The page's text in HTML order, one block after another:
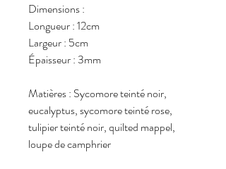
Dimensions :
Longueur : 12cm
Largeur : 5cm
Épaisseur : 3mm
Matières : Sycomore teinté noir,
eucalyptus, sycomore teinté rose,
tulipier teinté noir, quilted mappel,
loupe de camphrier